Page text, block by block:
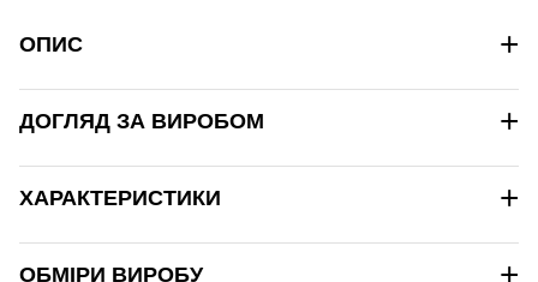
ОПИС +
ДОГЛЯД ЗА ВИРОБОМ +
ХАРАКТЕРИСТИКИ +
ОБМІРИ ВИРОБУ +